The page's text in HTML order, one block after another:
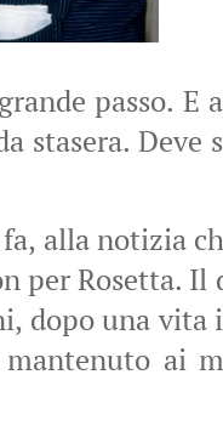
passo.
stasera. Deve
alla notizia
per Rosetta.
dopo una vita
ai